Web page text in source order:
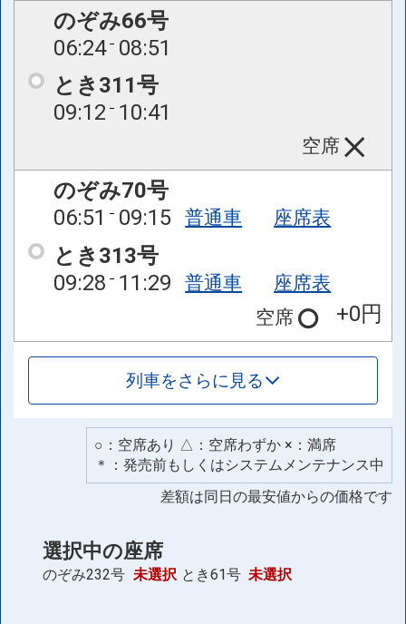
のぞみ66号
06:24 08:51
とき311号
09:12 10:41
空席
のぞみ70号
06:51
09:15 普通車 座席表
とき313号
09:28 11:29 普通車
座席表
空席
+0円
列車をさらに見る
○：空席あり △：空席わずか ×：満席
＊：発売前もしくはシステムメンテナンス中
差額は同日の最安値からの価格です
選択中の座席
のぞみ232号 未選択 とき61号 未選択